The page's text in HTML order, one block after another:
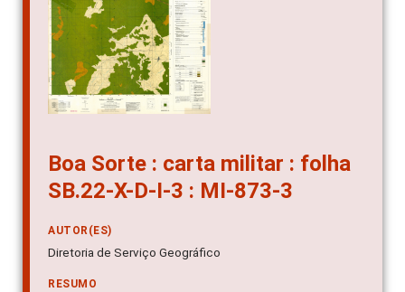
Boa Sorte : carta militar : folha
SB.22-X-D-I-3 : MI-873-3
AUTOR(ES)
Diretoria de Serviço Geográfico
RESUMO